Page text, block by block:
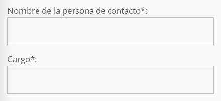
Nombre de la persona de contacto*:
Cargo*: